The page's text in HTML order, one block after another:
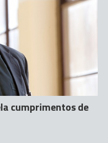
cumprimentos de